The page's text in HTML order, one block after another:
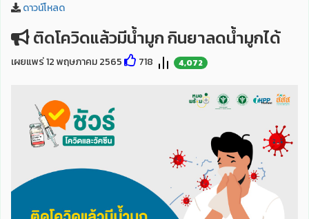
ดาวน์โหลด
ติดโควิดแล้วมีน้ำมูก กินยาลดน้ำมูกได้
เผยแพร่ 12 พฤษภาคม 2565 718 4,072